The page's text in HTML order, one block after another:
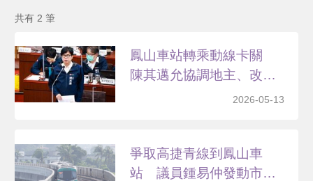
共有 2 筆
鳳山車站轉乘動線卡關
陳其邁允協調地主、改善
2026-05-13
爭取高捷青線到鳳山車
站 議員鍾易仲發動市民